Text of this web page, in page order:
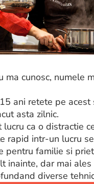
ma cunosc, numele
ani retete pe acest
asta zilnic.
ca o distractie
rapid intr-un lucru
pentru familie si
inainte, dar mai ales
diverse